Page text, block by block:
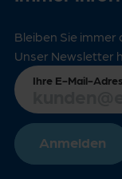
Bleiben Sie
Unser Newsletter
Ihre E-Mail-
Anmelden